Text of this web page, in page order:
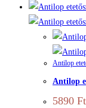
Antilop
Antilop
5890 Ft